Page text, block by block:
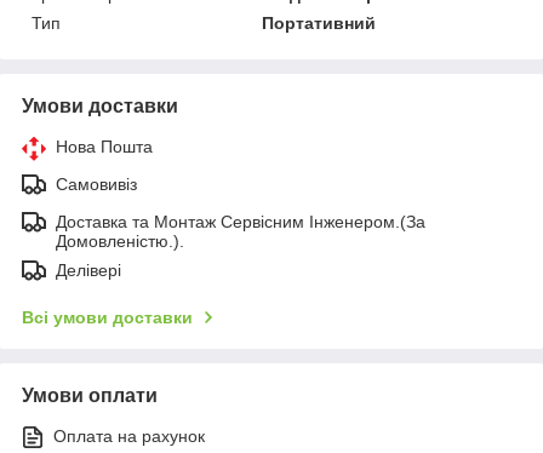
Тип
Портативний
Умови доставки
Нова Пошта
Самовивіз
Доставка та Монтаж Сервісним Інженером.(За
Домовленістю.).
Делівері
Всі умови доставки
Умови оплати
Оплата на рахунок